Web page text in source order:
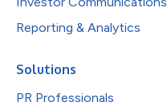
Reporting & Analytics
Solutions
PR Professionals